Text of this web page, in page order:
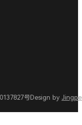
号Design by